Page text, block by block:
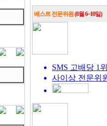
베스트 전문위원(8월 6~10일)
SMS 고배당 1위
사이상 전문위